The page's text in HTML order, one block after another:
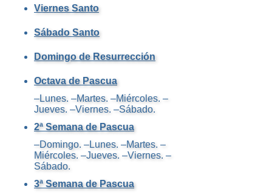
Viernes Santo
Sábado Santo
Domingo de Resurrección
Octava de Pascua
–Lunes. –Martes. –Miércoles. –
Jueves. –Viernes. –Sábado.
2ª Semana de Pascua
–Domingo. –Lunes. –Martes. –
Miércoles. –Jueves. –Viernes. –
Sábado.
3ª Semana de Pascua